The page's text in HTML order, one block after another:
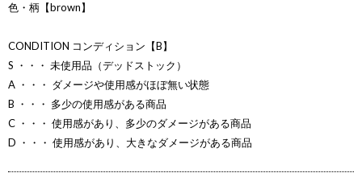
色・柄【brown】
CONDITION コンディション【B】
S ・・・ 未使用品（デッドストック）
A ・・・ ダメージや使用感がほぼ無い状態
B ・・・ 多少の使用感がある商品
C ・・・ 使用感があり、多少のダメージがある商品
D ・・・ 使用感があり、大きなダメージがある商品